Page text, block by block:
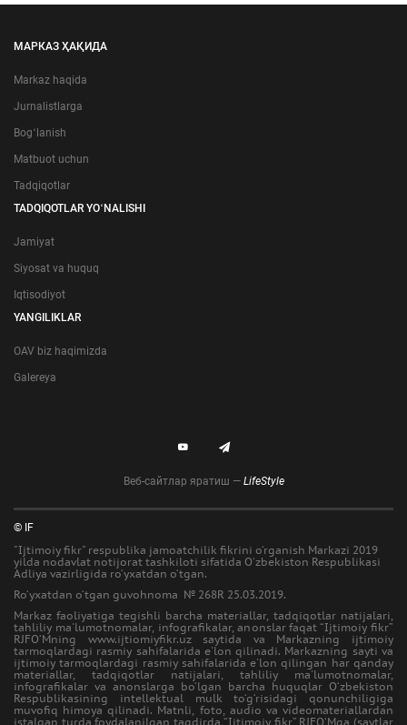
МАРКАЗ ҲАҚИДА
Markaz haqida
Jurnalistlarga
Bogʻlanish
Matbuot uchun
Tadqiqotlar
TADQIQOTLAR YOʻNALISHI
Jamiyat
Siyosat va huquq
Iqtisodiyot
YANGILIKLAR
OAV biz haqimizda
Galereya
Веб-сайтлар яратиш — LifeStyle
© IF
"Ijtimoiy fikr" respublika jamoatchilik fikrini o‘rganish Markazi 2019
yilda nodavlat notijorat tashkiloti sifatida O‘zbekiston Respublikasi
Adliya vazirligida ro‘yxatdan o‘tgan.
Ro‘yxatdan o‘tgan guvohnoma № 268R 25.03.2019.
Markaz faoliyatiga tegishli barcha materiallar, tadqiqotlar natijalari,
tahliliy ma'lumotnomalar, infografikalar, anonslar faqat “Ijtimoiy fikr”
RJFO‘Mning www.ijtiomiyfikr.uz saytida va Markazning ijtimoiy
tarmoqlardagi rasmiy sahifalarida e'lon qilinadi. Markazning sayti va
ijtimoiy tarmoqlardagi rasmiy sahifalarida e'lon qilingan har qanday
materiallar, tadqiqotlar natijalari, tahliliy ma'lumotnomalar,
infografikalar va anonslarga bo‘lgan barcha huquqlar O‘zbekiston
Respublikasining intellektual mulk to‘g‘risidagi qonunchiligiga
muvofiq himoya qilinadi. Matnli, foto, audio va videomateriallardan
istalgan turda foydalanilgan taqdirda “Ijtimoiy fikr” RJFO‘Mga (saytlar